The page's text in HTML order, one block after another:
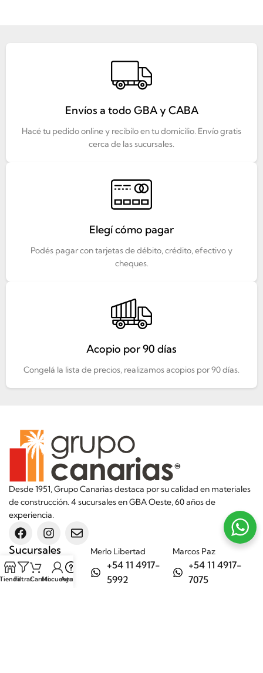
Envíos a todo GBA y CABA
Hacé tu pedido online y recibilo en tu domicilio. Envío gratis
cerca de las sucursales.
Elegí cómo pagar
Podés pagar con tarjetas de débito, crédito, efectivo y
cheques.
Acopio por 90 días
Congelá la lista de precios, realizamos acopios por 90 días.
Desde 1951, Grupo Canarias destaca por su calidad en materiales
de construcción. 4 sucursales en GBA Oeste, 60 años de
experiencia.
Sucursales Merlo Libertad
+54 11 4917-
5992
Marcos Paz
+54 11 4917-
7075
FiltrarCarritoMi cuenta
Ayuda